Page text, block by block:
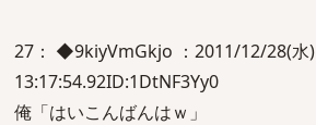
27： ◆9kiyVmGkjo ：2011/12/28(水)
13:17:54.92ID:1DtNF3Yy0
俺「はいこんばんはｗ」